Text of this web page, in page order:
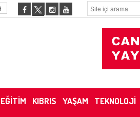
EĞİTİM KIBRIS YAŞAM TEKNOLOJİ